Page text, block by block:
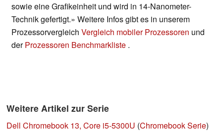
sowie eine Grafikeinheit und wird in 14-Nanometer-
Technik gefertigt.» Weitere Infos gibt es in unserem
Prozessorvergleich Vergleich mobiler Prozessoren und
derProzessoren Benchmarkliste .
Weitere Artikel zur Serie
Dell Chromebook 13, Core i5-5300U (Chromebook Serie)